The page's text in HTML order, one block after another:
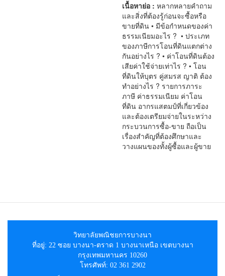
เนื้อหาย่อ :หลากหลายคำถาม
และสิ่งที่ต้องรู้ก่อนจะซื้อหรือ
ขายที่ดิน • มีข้อกำหนดของค่า
ธรรมเนียมอะไร ? • ประเภท
ของภาษีการโอนที่ดินแตกต่าง
กันอย่างไร ? • ค่าโอนที่ดินต้อง
เสียค่าใช้จ่ายเท่าไร ? • โอน
ที่ดินให้บุตร คู่สมรส ญาติ ต้อง
ทำอย่างไร ? รายการภาระ
ภาษี ค่าธรรมเนียม ค่าโอน
ที่ดิน อากรแสตมป์ที่เกี่ยวข้อง
และต้องเตรียมจ่ายในระหว่าง
กระบวนการซื้อ-ขาย ถือเป็น
เรื่องสำคัญที่ต้องศึกษาและ
วางแผนของทั้งผู้ซื้อและผู้ขาย
วิทยาลัยพณิชยการบางนา
ที่อยู่: 22 ซอย บางนา-ตราด 1 บางนาเหนือ เขตบางนา
กรุงเทพมหานคร 10260
โทรศัพท์: 02 361 2902